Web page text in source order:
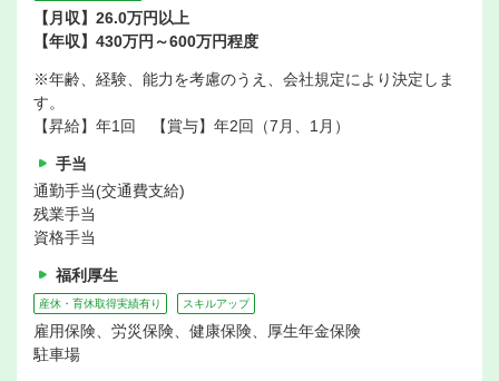
【月収】26.0万円以上
【年収】430万円～600万円程度
※年齢、経験、能力を考慮のうえ、会社規定により決定しま
す。
【昇給】年1回 【賞与】年2回（7月、1月）
手当
通勤手当(交通費支給)
残業手当
資格手当
福利厚生
産休・育休取得実績有り スキルアップ
雇用保険、労災保険、健康保険、厚生年金保険
駐車場